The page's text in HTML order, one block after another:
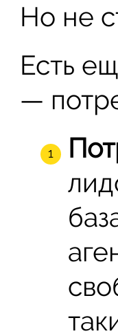
Но не
Есть
—